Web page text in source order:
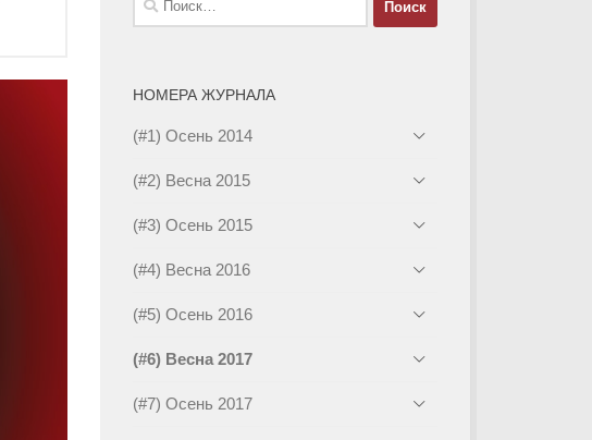
НОМЕРА ЖУРНАЛА
(#1) Осень 2014
(#2) Весна 2015
(#3) Осень 2015
(#4) Весна 2016
(#5) Осень 2016
(#6) Весна 2017
(#7) Осень 2017